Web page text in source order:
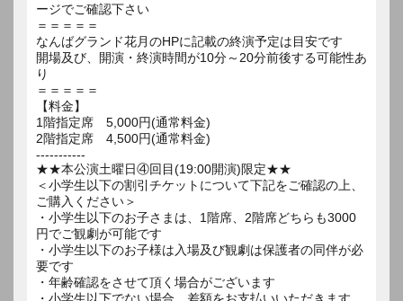
ージでご確認下さい
＝＝＝＝＝
なんばグランド花月のHPに記載の終演予定は目安です
開場及び、開演・終演時間が10分～20分前後する可能性あ
り
＝＝＝＝＝
【料金】
1階指定席 5,000円(通常料金)
2階指定席 4,500円(通常料金)
-----------
★★本公演土曜日④回目(19:00開演)限定★★
＜小学生以下の割引チケットについて下記をご確認の上、
ご購入ください＞
・小学生以下のお子さまは、1階席、2階席どちらも3000
円でご観劇が可能です
・小学生以下のお子様は入場及び観劇は保護者の同伴が必
要です
・年齢確認をさせて頂く場合がございます